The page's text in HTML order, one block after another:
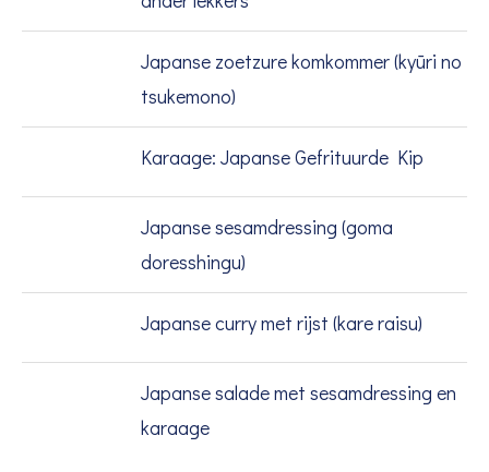
Japanse zoetzure komkommer (kyūri no
tsukemono)
Karaage: Japanse Gefrituurde Kip
Japanse sesamdressing (goma
doresshingu)
Japanse curry met rijst (kare raisu)
Japanse salade met sesamdressing en
karaage